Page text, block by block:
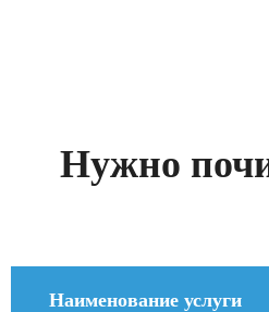
Нужно
Наименование услуги